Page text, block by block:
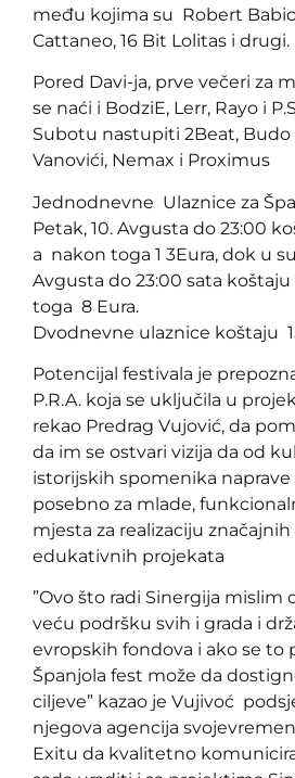
među kojima su Robert
Cattaneo, 16 Bit Lolitas i drugi.
Pored Davi-ja, prve večeri za
se naći i BodziE, Lerr, Rayo i
Subotu nastupiti 2Beat, Budo
Vanovići, Nemax i Proximus
Jednodnevne Ulaznice za
Petak, 10. Avgusta do 23:00
a nakon toga 1 3Eura, dok u
Avgusta do 23:00 sata koštaju
toga 8 Eura.
Dvodnevne ulaznice koštaju
Potencijal festivala je
P.R.A. koja se uključila u
rekao Predrag Vujović, da
da im se ostvari vizija da od
istorijskih spomenika naprave
posebno za mlade,
mjesta za realizaciju
edukativnih projekata
”Ovo što radi Sinergija mislim
veću podršku svih i grada i
evropskih fondova i ako se to
Španjola fest može da
ciljeve” kazao je Vujivoć
njegova agencija
Exitu da kvalitetno